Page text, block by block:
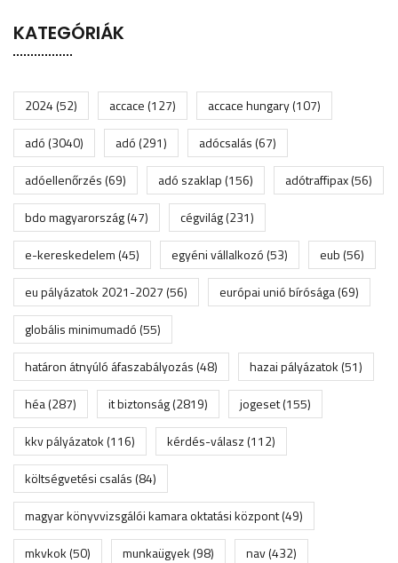
KATEGÓRIÁK
2024(52) accace(127) accace hungary(107)
adó(3040) adó(291) adócsalás(67)
adóellenőrzés(69) adó szaklap(156) adótraffipax(56)
bdo magyarország(47) cégvilág(231)
e-kereskedelem(45) egyéni vállalkozó(53) eub(56)
eu pályázatok 2021-2027(56) európai unió bírósága(69)
globális minimumadó(55)
határon átnyúló áfaszabályozás(48) hazai pályázatok(51)
héa(287) it biztonság(2819) jogeset(155)
kkv pályázatok(116) kérdés-válasz(112)
költségvetési csalás(84)
magyar könyvvizsgálói kamara oktatási központ(49)
mkvkok(50) munkaügyek(98) nav(432)